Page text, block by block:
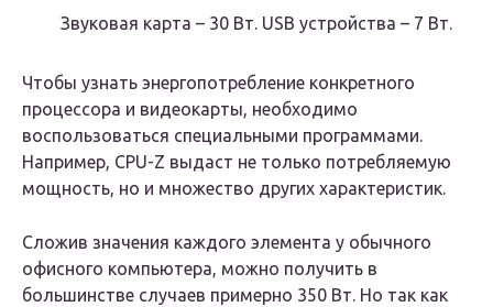
Звуковая карта – 30 Вт. USB устройства – 7 Вт.
Чтобы узнать энергопотребление конкретного
процессора и видеокарты, необходимо
воспользоваться специальными программами.
Например, СPU-Z выдаст не только потребляемую
мощность, но и множество других характеристик.
Сложив значения каждого элемента у обычного
офисного компьютера, можно получить в
большинстве случаев примерно 350 Вт. Но так как